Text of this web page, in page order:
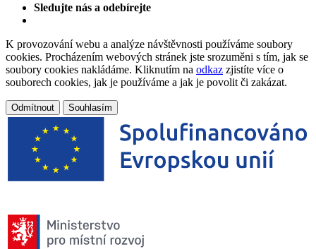
Sledujte nás a odebírejte
K provozování webu a analýze návštěvnosti používáme soubory
cookies. Procházením webových stránek jste srozuměni s tím, jak se
soubory cookies nakládáme. Kliknutím na odkaz zjistíte více o
souborech cookies, jak je používáme a jak je povolit či zakázat.
Odmítnout Souhlasím